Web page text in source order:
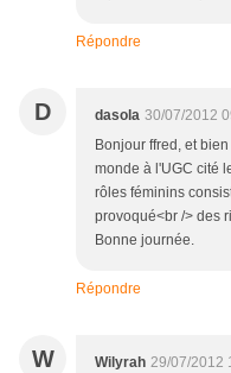
Répondre
D dasola 30/07/2012
Bonjour ffred, et
monde à l'UGC cité
rôles féminins
provoqué<br /> des
Bonne journée.
Répondre
W Wilyrah 29/07/2012